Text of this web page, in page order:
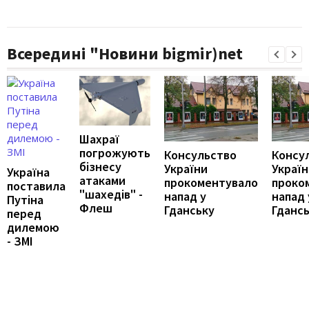
Всередині "Новини bigmir)net
Україна
поставила
Путіна
перед
дилемою
- ЗМІ
Шахраї
погрожують
бізнесу
атаками
"шахедів" -
Флеш
Консульство
України
прокоментувало
напад у
Гданську
напад